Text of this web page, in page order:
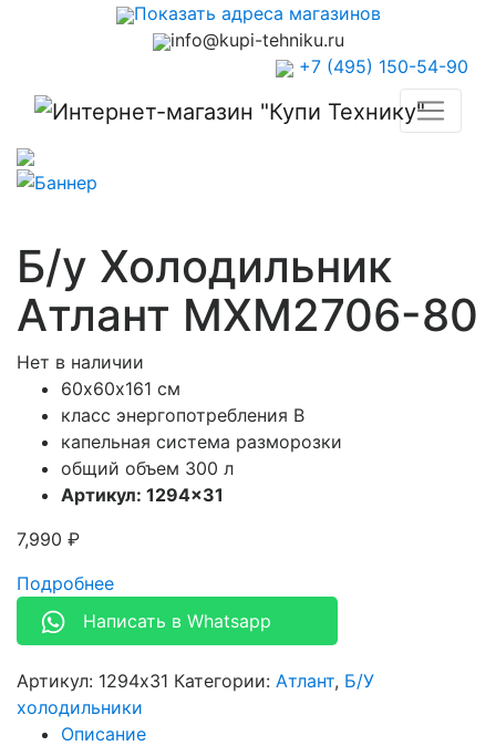
Показать адреса магазинов
info@kupi-tehniku.ru
+7 (495) 150-54-90
Б/у Холодильник
Атлант MXM2706-80
Нет в наличии
60х60х161 см
класс энергопотребления B
капельная система разморозки
общий объем 300 л
Артикул: 1294×31
7,990 ₽
Подробнее
Написать в Whatsapp
Артикул: 1294x31 Категории: Атлант, Б/У
холодильники
Описание